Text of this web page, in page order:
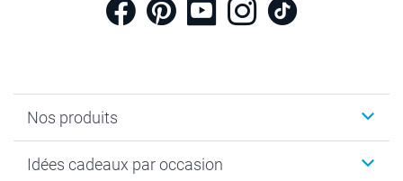
Nos produits
Calendrier photo & Agenda photo
Idées cadeaux par occasion